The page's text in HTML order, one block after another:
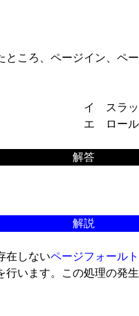
ころ、ページイン、ペ
イ スラッ
エ ロール
解答
解説
在しないページフォールト
行います。この処理の発